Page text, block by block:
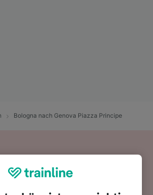
Bologna nach Genova Piazza Principe
von Bologna nach
Principe